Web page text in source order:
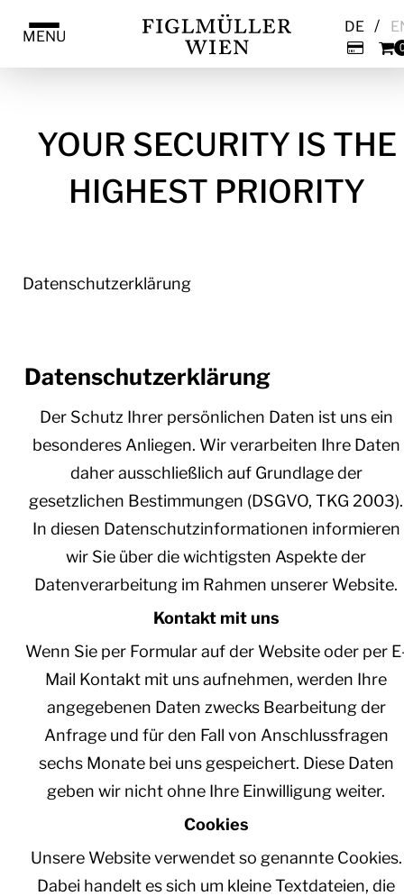
DE /
MENU
YOUR SECURITY IS THE
HIGHEST PRIORITY
Datenschutzerklärung
Datenschutzerklärung
Der Schutz Ihrer persönlichen Daten ist uns ein
besonderes Anliegen. Wir verarbeiten Ihre Daten
daher ausschließlich auf Grundlage der
gesetzlichen Bestimmungen (DSGVO, TKG 2003).
In diesen Datenschutzinformationen informieren
wir Sie über die wichtigsten Aspekte der
Datenverarbeitung im Rahmen unserer Website.
Kontakt mit uns
Wenn Sie per Formular auf der Website oder per
Mail Kontakt mit uns aufnehmen, werden Ihre
angegebenen Daten zwecks Bearbeitung der
Anfrage und für den Fall von Anschlussfragen
sechs Monate bei uns gespeichert. Diese Daten
geben wir nicht ohne Ihre Einwilligung weiter.
Cookies
Unsere Website verwendet so genannte Cookies.
Dabei handelt es sich um kleine Textdateien, die